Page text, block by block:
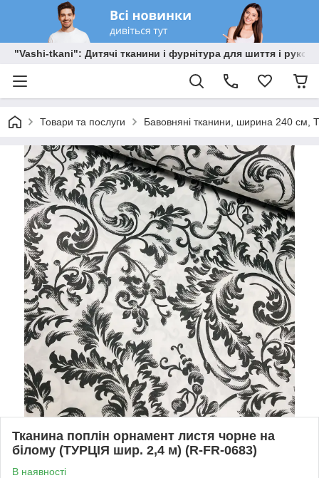
"Vashi-tkani": Дитячі тканини і фурнітура для шиття і
Товари та послуги Бавовняні тканини, ширина 240 см,
Тканина поплін орнамент листя чорне на
білому (ТУРЦІЯ шир. 2,4 м) (R-FR-0683)
В наявності